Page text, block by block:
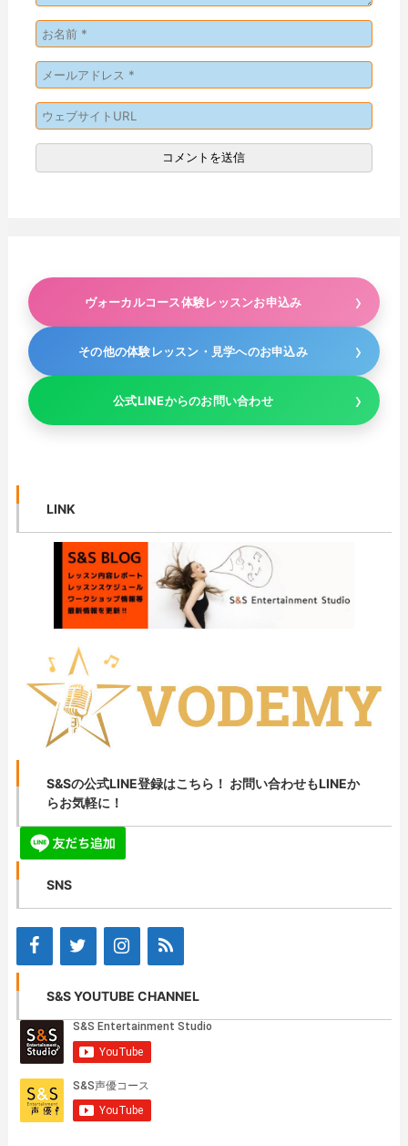
ヴォーカルコース体験レッスンお申込み
その他の体験レッスン・見学へのお申込み
公式LINEからのお問い合わせ
LINK
S&Sの公式LINE登録はこちら！ お問い合わせもLINEか
らお気軽に！
SNS
S&S YOUTUBE CHANNEL